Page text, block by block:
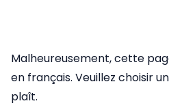
Malheureusement, cette
en français. Veuillez choisir
plaît.